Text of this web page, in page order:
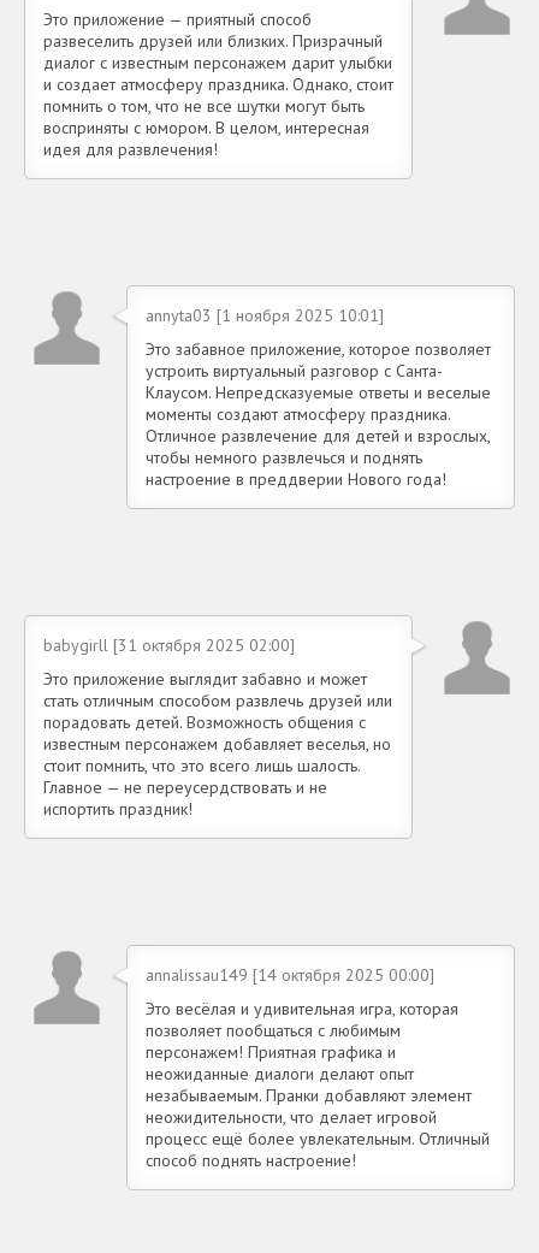
Это приложение — приятный способ
развеселить друзей или близких. Призрачный
диалог с известным персонажем дарит улыбки
и создает атмосферу праздника. Однако, стоит
помнить о том, что не все шутки могут быть
восприняты с юмором. В целом, интересная
идея для развлечения!
annyta03 [1 ноября 2025 10:01]
Это забавное приложение, которое позволяет
устроить виртуальный разговор с Санта-
Клаусом. Непредсказуемые ответы и веселые
моменты создают атмосферу праздника.
Отличное развлечение для детей и взрослых,
чтобы немного развлечься и поднять
настроение в преддверии Нового года!
babygirll [31 октября 2025 02:00]
Это приложение выглядит забавно и может
стать отличным способом развлечь друзей или
порадовать детей. Возможность общения с
известным персонажем добавляет веселья, но
стоит помнить, что это всего лишь шалость.
Главное — не переусердствовать и не
испортить праздник!
annalissau149 [14 октября 2025 00:00]
Это весёлая и удивительная игра, которая
позволяет пообщаться с любимым
персонажем! Приятная графика и
неожиданные диалоги делают опыт
незабываемым. Пранки добавляют элемент
неожидительности, что делает игровой
процесс ещё более увлекательным. Отличный
способ поднять настроение!